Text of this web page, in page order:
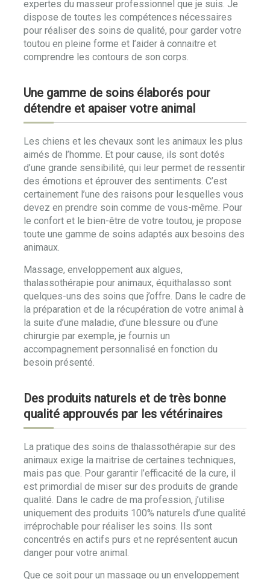
expertes du masseur professionnel que je suis. Je
dispose de toutes les compétences nécessaires
pour réaliser des soins de qualité, pour garder votre
toutou en pleine forme et l’aider à connaitre et
comprendre les contours de son corps.
Une gamme de soins élaborés pour
détendre et apaiser votre animal
Les chiens et les chevaux sont les animaux les plus
aimés de l’homme. Et pour cause, ils sont dotés
d’une grande sensibilité, qui leur permet de ressentir
des émotions et éprouver des sentiments. C’est
certainement l’une des raisons pour lesquelles vous
devez en prendre soin comme de vous-même. Pour
le confort et le bien-être de votre toutou, je propose
toute une gamme de soins adaptés aux besoins des
animaux.
Massage, enveloppement aux algues,
thalassothérapie pour animaux, équithalasso sont
quelques-uns des soins que j’offre. Dans le cadre de
la préparation et de la récupération de votre animal à
la suite d’une maladie, d’une blessure ou d’une
chirurgie par exemple, je fournis un
accompagnement personnalisé en fonction du
besoin présenté.
Des produits naturels et de très bonne
qualité approuvés par les vétérinaires
La pratique des soins de thalassothérapie sur des
animaux exige la maitrise de certaines techniques,
mais pas que. Pour garantir l’efficacité de la cure, il
est primordial de miser sur des produits de grande
qualité. Dans le cadre de ma profession, j’utilise
uniquement des produits 100% naturels d’une qualité
irréprochable pour réaliser les soins. Ils sont
concentrés en actifs purs et ne représentent aucun
danger pour votre animal.
Que ce soit pour un massage ou un enveloppement